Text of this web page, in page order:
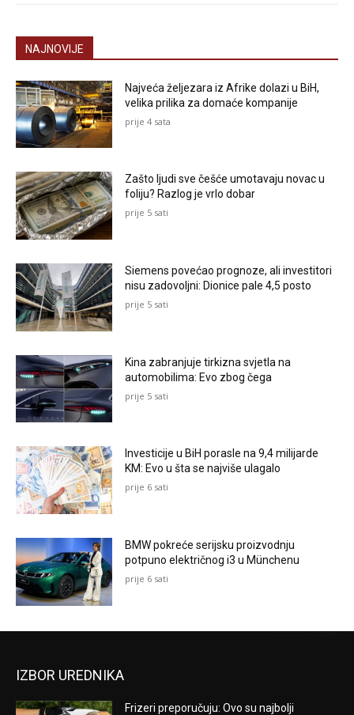
NAJNOVIJE
Najveća željezara iz Afrike dolazi u BiH,
velika prilika za domaće kompanije
prije 4 sata
Zašto ljudi sve češće umotavaju novac u
foliju? Razlog je vrlo dobar
prije 5 sati
Siemens povećao prognoze, ali investitori
nisu zadovoljni: Dionice pale 4,5 posto
prije 5 sati
Kina zabranjuje tirkizna svjetla na
automobilima: Evo zbog čega
prije 5 sati
Investicije u BiH porasle na 9,4 milijarde
KM: Evo u šta se najviše ulagalo
prije 6 sati
BMW pokreće serijsku proizvodnju
potpuno električnog i3 u Münchenu
prije 6 sati
IZBOR UREDNIKA
Frizeri preporučuju: Ovo su najbolji